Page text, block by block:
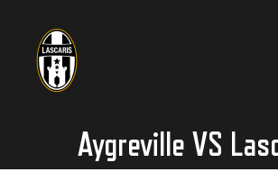
contenuto
Aygreville VS